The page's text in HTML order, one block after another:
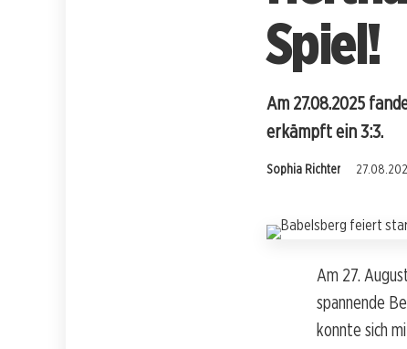
Spiel!
Am 27.08.2025
erkämpft ein 3:3.
Sophia Richter
Am 27.
spannende
konnte sich